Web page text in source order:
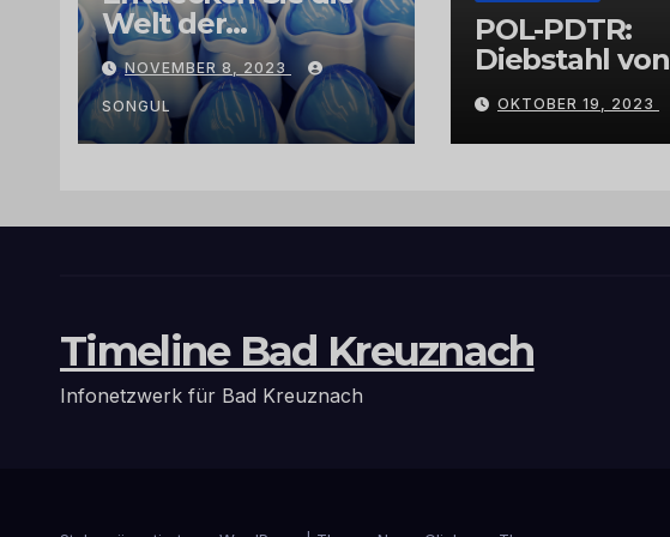
Welt der
Exklusivität:
Arganöl,
Kaktusfeigenkernöl
und
vertrauenswürdige
NOVEMBER 8, 2023
SONGUL
POL-PDTR:
Diebstahl von
Grabschmuck
OKTOBER 19, 2023
Timeline Bad Kreuznach
Infonetzwerk für Bad Kreuznach